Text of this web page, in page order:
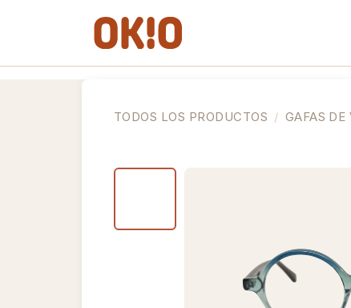
TODOS LOS PRODUCTOS GAFAS DE